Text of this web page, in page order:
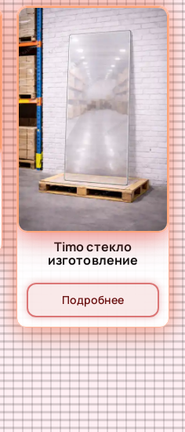
Timo стекло
изготовление
Подробнее